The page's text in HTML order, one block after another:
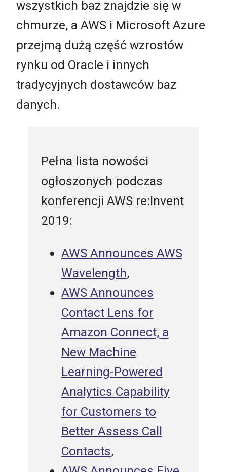
wszystkich baz znajdzie się w
chmurze, a AWS i Microsoft Azure
przejmą dużą część wzrostów
rynku od Oracle i innych
tradycyjnych dostawców baz
danych.
Pełna lista nowości
ogłoszonych podczas
konferencji AWS re:Invent
2019:
AWS Announces AWS
Wavelength,
AWS Announces
Contact Lens for
Amazon Connect, a
New Machine
Learning-Powered
Analytics Capability
for Customers to
Better Assess Call
Contacts,